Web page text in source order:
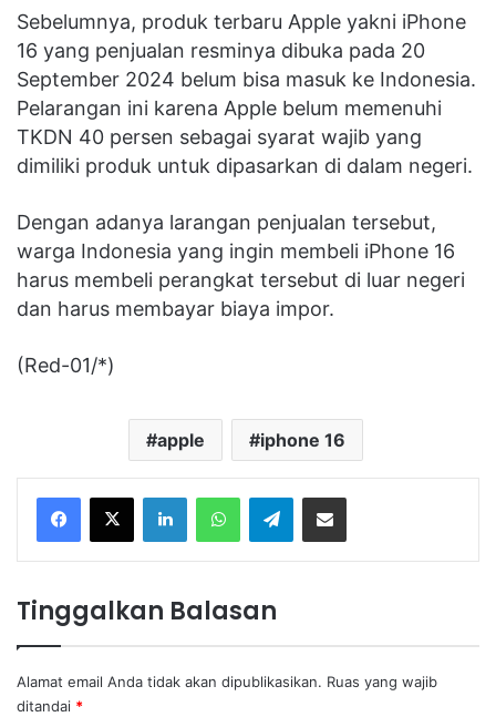
Sebelumnya, produk terbaru Apple yakni iPhone
16 yang penjualan resminya dibuka pada 20
September 2024 belum bisa masuk ke Indonesia.
Pelarangan ini karena Apple belum memenuhi
TKDN 40 persen sebagai syarat wajib yang
dimiliki produk untuk dipasarkan di dalam negeri.
Dengan adanya larangan penjualan tersebut,
warga Indonesia yang ingin membeli iPhone 16
harus membeli perangkat tersebut di luar negeri
dan harus membayar biaya impor.
(Red-01/*)
apple iphone 16
Facebook
X LinkedInWhatsAppTelegramShare via Email
Tinggalkan Balasan
Alamat email Anda tidak akan dipublikasikan. Ruas yang wajib
ditandai *